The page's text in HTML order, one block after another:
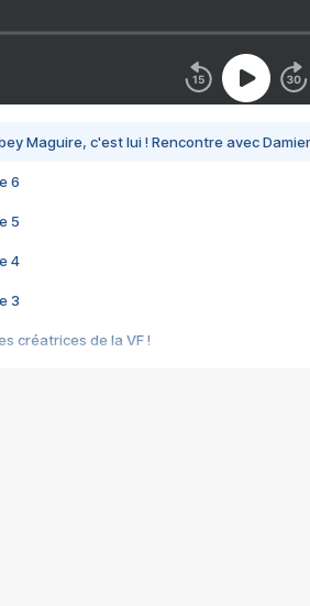
Maguire, c'est lui ! Rencontre avec
6
5
4
3
créatrices de la VF !